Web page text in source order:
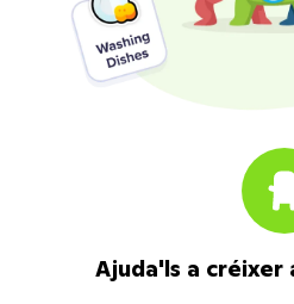
Ajuda'ls a créixer